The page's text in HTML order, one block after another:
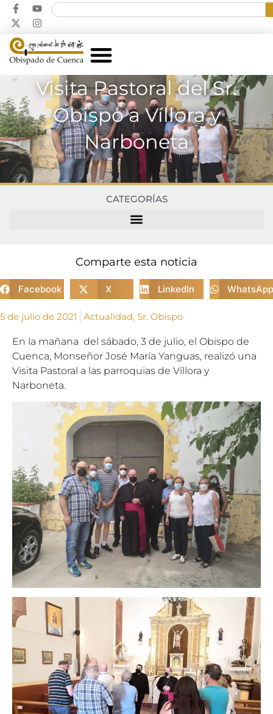
Visita Pastoral del Sr.
Obispo a Víllora y
Narboneta
CATEGORÍAS
Comparte esta noticia
Facebook X LinkedIn WhatsApp
5 de julio de 2021 Actualidad, Sr. Obispo
En la mañana del sábado, 3 de julio, el Obispo de
Cuenca, Monseñor José María Yanguas, realizó una
Visita Pastoral a las parroquias de Víllora y
Narboneta.